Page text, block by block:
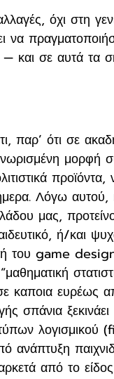
όχι στη
να
— και σε αυτά τα
παρ’ ότι σε
προϊόντα,
Λόγω
μας,
ή/και
του game
σε καποια
σπάνια
λογισμικού
ανάπτυξη
από το